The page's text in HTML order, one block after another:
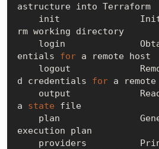
astructure into Terraform
rm working directory
entials for a remote host
d credentials for a remote
output
a state file
execution plan